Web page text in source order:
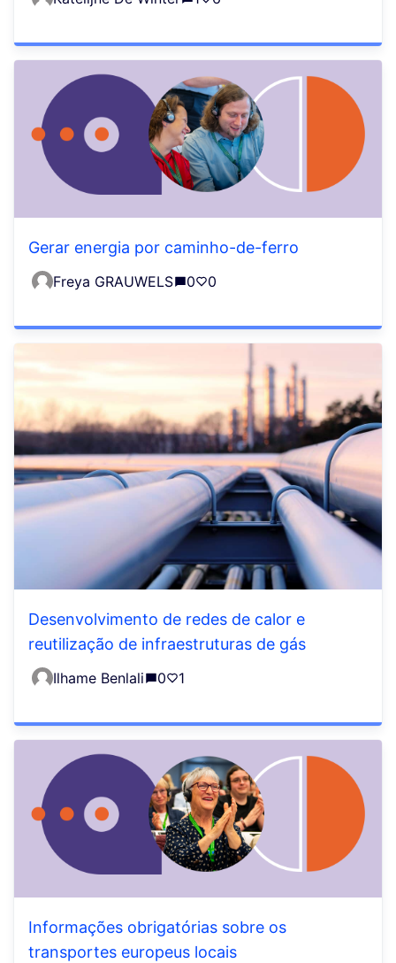
Gerar energia por caminho-de-ferro
Freya GRAUWELS 0 0
Desenvolvimento de redes de calor e
reutilização de infraestruturas de gás
Ilhame Benlali 0 1
Informações obrigatórias sobre os
transportes europeus locais